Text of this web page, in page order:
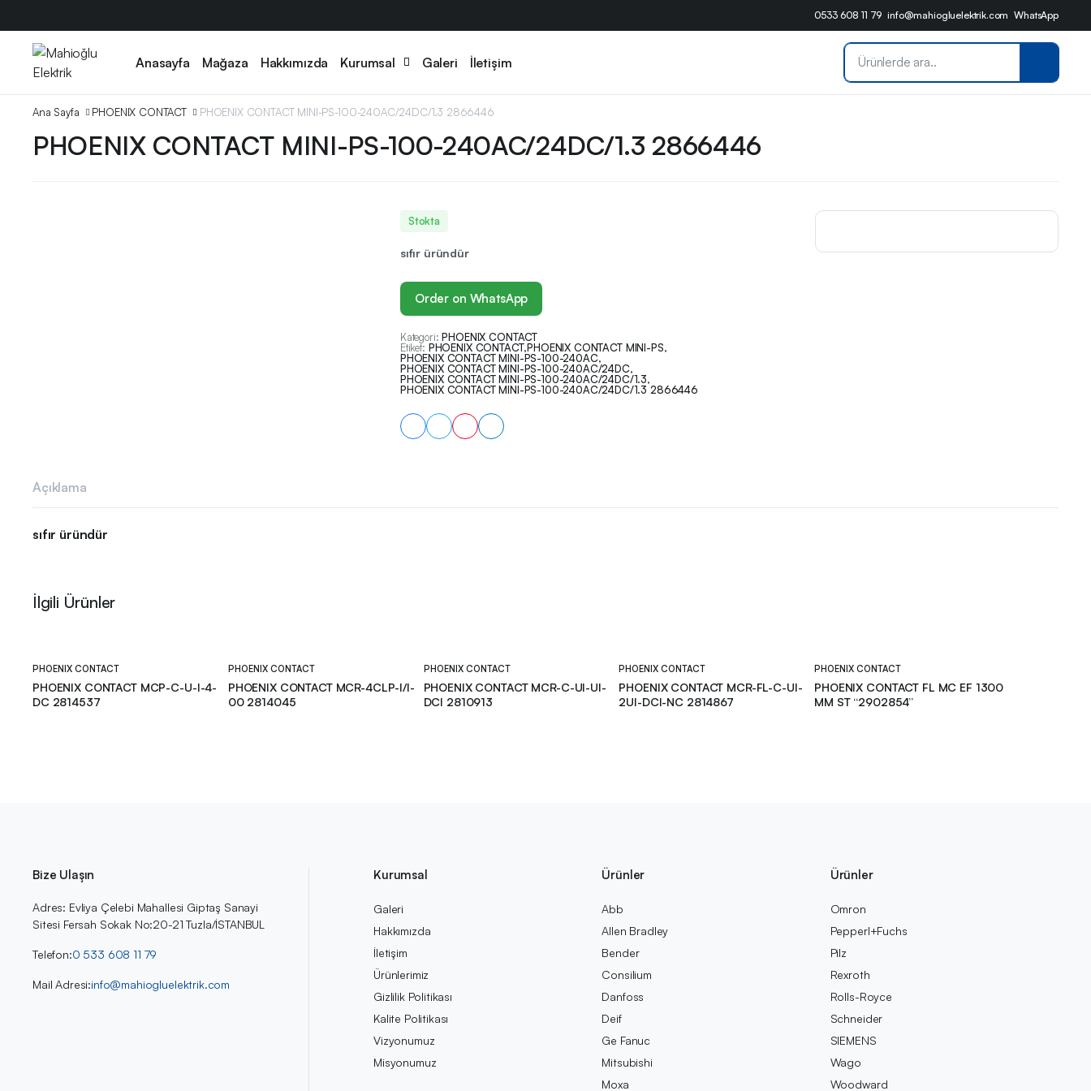
0533 608 11 79 info@mahiogluelektrik.com WhatsApp
Anasayfa Mağaza Hakkımızda Kurumsal Galeri İletişim
Ana Sayfa PHOENIX CONTACT PHOENIX CONTACT MINI-PS-100-240AC/24DC/1.3 2866446
PHOENIX CONTACT MINI-PS-100-240AC/24DC/1.3 2866446
Stokta
sıfır üründür
Order on WhatsApp
Kategori: PHOENIX CONTACT
Etiket: PHOENIX CONTACT,PHOENIX CONTACT MINI-PS,
PHOENIX CONTACT MINI-PS-100-240AC,
PHOENIX CONTACT MINI-PS-100-240AC/24DC,
PHOENIX CONTACT MINI-PS-100-240AC/24DC/1.3,
PHOENIX CONTACT MINI-PS-100-240AC/24DC/1.3 2866446
Açıklama
sıfır üründür
İlgili Ürünler
PHOENIX CONTACT
PHOENIX CONTACT MCP-C-U-I-4-
DC 2814537
PHOENIX CONTACT
PHOENIX CONTACT MCR-4CLP-I/I-
00 2814045
PHOENIX CONTACT
PHOENIX CONTACT MCR-C-UI-UI-
DCI 2810913
PHOENIX CONTACT
PHOENIX CONTACT MCR-FL-C-UI-
2UI-DCI-NC 2814867
PHOENIX CONTACT
PHOENIX CONTACT FL MC EF 1300
MM ST “2902854”
Bize Ulaşın
Adres: Evliya Çelebi Mahallesi Giptaş Sanayi
Sitesi Fersah Sokak No:20-21 Tuzla/İSTANBUL
Telefon:0 533 608 11 79
Mail Adresi:info@mahiogluelektrik.com
Kurumsal
Galeri
Hakkımızda
İletişim
Ürünlerimiz
Gizlilik Politikası
Kalite Politikası
Vizyonumuz
Misyonumuz
Ürünler
Abb
Allen Bradley
Bender
Consilium
Danfoss
Deif
Ge Fanuc
Mitsubishi
Moxa
Ürünler
Omron
Pepperl+Fuchs
Pilz
Rexroth
Rolls-Royce
Schneider
SIEMENS
Wago
Woodward